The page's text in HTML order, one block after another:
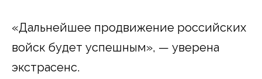
«Дальнейшее продвижение российских
войск будет успешным», — уверена
экстрасенс.